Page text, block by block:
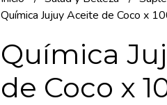
Química Jujuy Aceite de Coco x
Química
de Coco x